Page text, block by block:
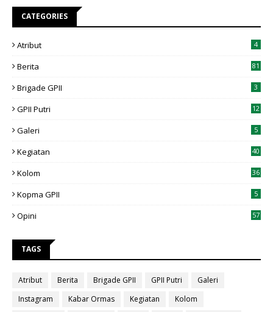
CATEGORIES
Atribut 4
Berita 81
Brigade GPII 3
GPII Putri 12
Galeri 5
Kegiatan 40
Kolom 36
Kopma GPII 5
Opini 57
TAGS
Atribut Berita Brigade GPII GPII Putri
Galeri
Instagram
Kabar Ormas Kegiatan
Kolom